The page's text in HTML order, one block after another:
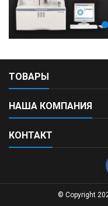
ТОВАРЫ
НАША КОМПАНИЯ
КОНТАКТ
© Copyright